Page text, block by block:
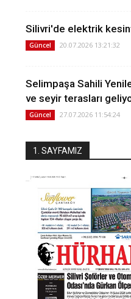
Silivri'de elektrik
Güncel 20.07.2026 13:21:32
Selimpaşa Sahili
ve seyir terasları
Güncel 27.07.2026 11:54:24
1. SAYFAMIZ